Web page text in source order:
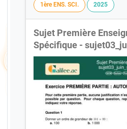
1ère ENS. SCI. 2025
Sujet Première
Spécifique -
Corrigé & Analyse